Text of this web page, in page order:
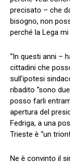
precisato – che
bisogno, non
perché la Lega
“In questi anni –
cittadini che
sull’ipotesi
ribadito “sono
posso farli
apertura del
Fedriga, a una
Trieste è “un
Ne è convinto il